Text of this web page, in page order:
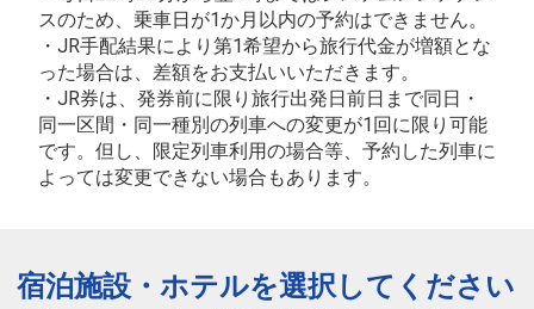
スのため、乗車日が1か月以内の予約はできません。
・JR手配結果により第1希望から旅行代金が増額とな
った場合は、差額をお支払いいただきます。
・JR券は、発券前に限り旅行出発日前日まで同日・
同一区間・同一種別の列車への変更が1回に限り可能
です。但し、限定列車利用の場合等、予約した列車に
よっては変更できない場合もあります。
宿泊施設・ホテルを選択してください